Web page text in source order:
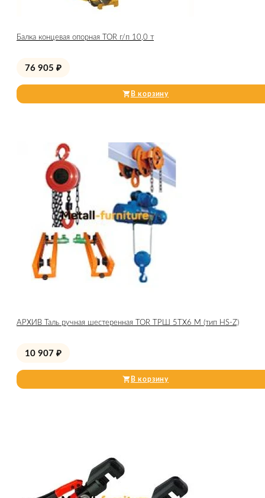
Балка концевая опорная TOR г/п 10,0 т
76 905 ₽
В корзину
АРХИВ Таль ручная шестеренная TOR ТРШ 5ТХ6 М (тип HS-Z)
10 907 ₽
В корзину